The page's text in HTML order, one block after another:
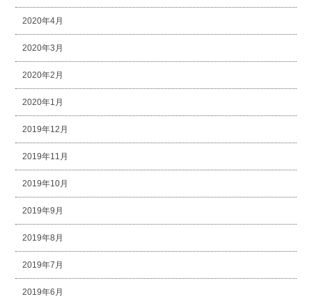
2020年4月
2020年3月
2020年2月
2020年1月
2019年12月
2019年11月
2019年10月
2019年9月
2019年8月
2019年7月
2019年6月